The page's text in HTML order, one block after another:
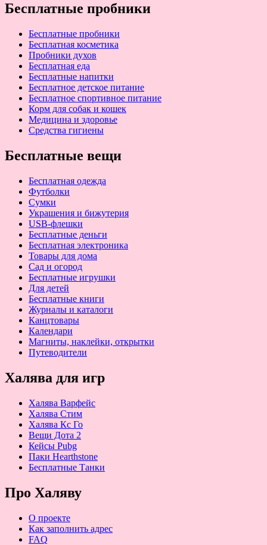
Бесплатные пробники
Бесплатные пробники
Бесплатная косметика
Пробники духов
Бесплатная еда
Бесплатные напитки
Бесплатное детское питание
Бесплатное спортивное питание
Корм для собак и кошек
Медицина и здоровье
Средства гигиены
Бесплатные вещи
Бесплатная одежда
Футболки
Сумки
Украшения и бижутерия
USB-флешки
Бесплатные деньги
Бесплатная электроника
Товары для дома
Сад и огород
Бесплатные игрушки
Для детей
Бесплатные книги
Журналы и каталоги
Канцтовары
Календари
Магниты, наклейки, открытки
Путеводители
Халява для игр
Халява Варфейс
Халява Стим
Халява Кс Го
Вещи Дота 2
Кейсы Pubg
Паки Hearthstone
Бесплатные Танки
Про Халяву
О проекте
Как заполнить адрес
FAQ